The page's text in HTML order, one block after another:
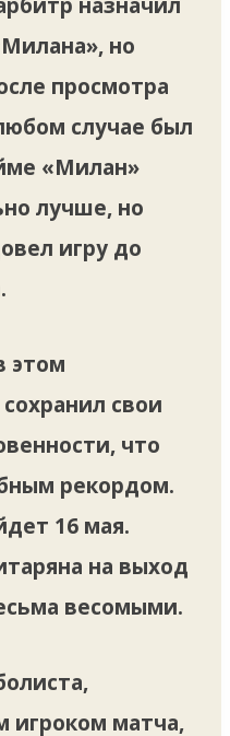
но
просмотра
случае был
«Милан»
лучше, но
игру до
этом
свои
что
рекордом.
16 мая.
на выход
весомыми.
игроком матча,